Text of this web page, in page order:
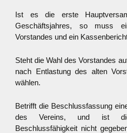
Ist es die erste
Geschäftsjahres, so muss
Vorstandes und ein
Steht die Wahl des Vorstandes
nach Entlastung des alten
wählen.
Betrifft die Beschlussfassung
des Vereins, und ist
Beschlussfähigkeit nicht